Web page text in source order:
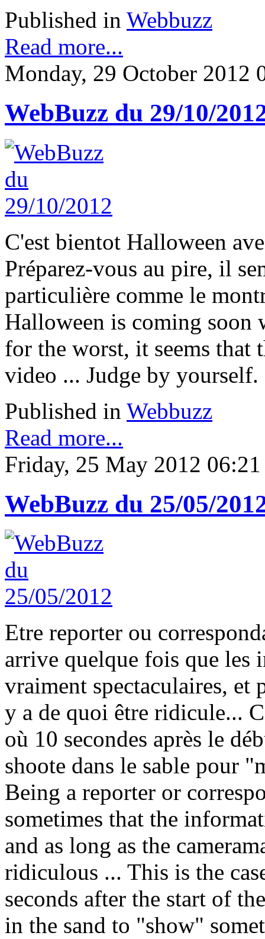
Published in Webbuzz
Read more...
Monday, 29 October 2012
WebBuzz du 29/10/
C'est bientot Halloween
Préparez-vous au pire, il
particulière comme le
Halloween is coming soon
for the worst, it seems that
video ... Judge by yourself.
Published in Webbuzz
Read more...
Friday, 25 May 2012 06:21
WebBuzz du 25/05/
Etre reporter ou
arrive quelque fois que les
vraiment spectaculaires, et
y a de quoi être ridicule...
où 10 secondes après le
shoote dans le sable pour
Being a reporter or
sometimes that the
and as long as the
ridiculous ... This is the
seconds after the start of
in the sand to "show"